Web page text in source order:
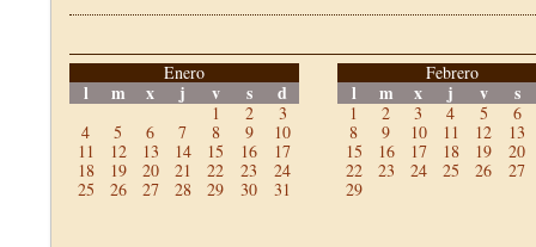
Enero
l m x j v s d
1 2
3
4
5 6 7 8 9
10
11
12 13 14 15 16
17
18
19 20 21 22 23
24
25
26 27 28 29 30 31
Febrero
l m x j v s
1 2 3 4 5
6
8
9 10 11 12
13
15
16 17 18 19
20
22
23 24 25 26
27
29